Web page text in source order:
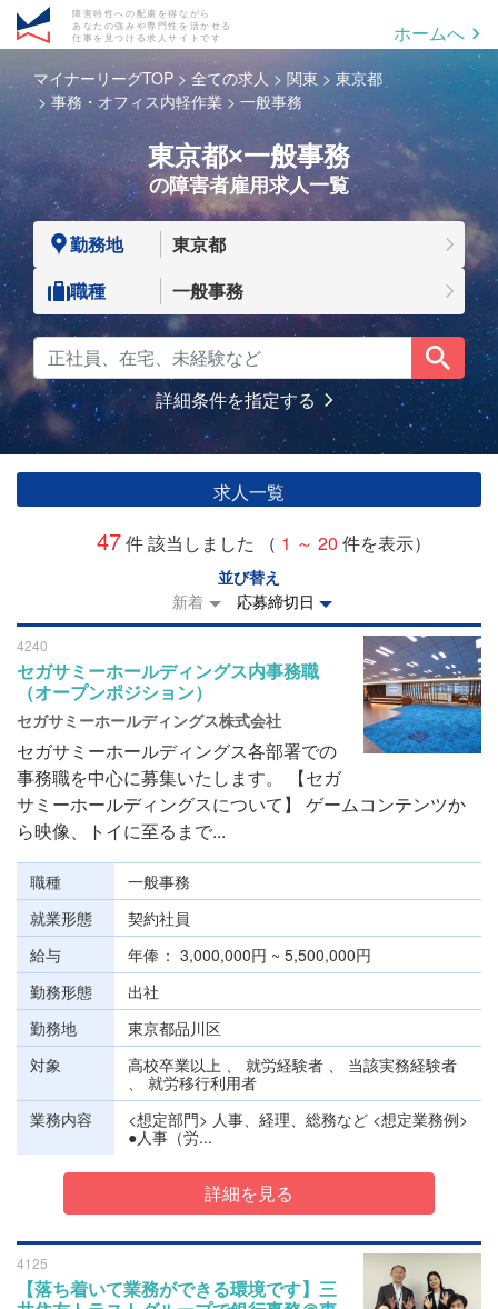
障害特性への配慮を得ながら
あなたの強みや専門性を活かせる
仕事を見つける求人サイトです
ホームへ
マイナーリーグTOP 全ての求人 関東
東京都
事務・オフィス内軽作業
一般事務
東京都×一般事務
の障害者雇用求人一覧
勤務地
東京都
職種
一般事務
詳細条件を指定する
求人一覧
47件 該当しました （ 1 ～ 20 件を表示）
並び替え
新着
応募締切日
4240
セガサミーホールディングス内事務職
（オープンポジション）
セガサミーホールディングス株式会社
セガサミーホールディングス各部署での
事務職を中心に募集いたします。 【セガ
サミーホールディングスについて】 ゲームコンテンツか
ら映像、トイに至るまで...
職種
一般事務
就業形態
契約社員
給与
年俸
3,000,000円 ~ 5,500,000円
勤務形態
出社
勤務地
東京都品川区
対象
高校卒業以上 、 就労経験者 、 当該実務経験者
、 就労移行利用者
業務内容
<想定部門> 人事、経理、総務など <想定業務例>
●人事（労...
詳細を見る
4125
【落ち着いて業務ができる環境です】三